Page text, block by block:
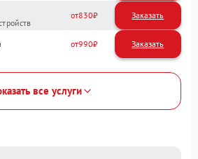
830
990
все услуги